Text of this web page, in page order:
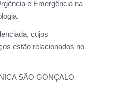
e Emergência na
cujos
estão relacionados no
SÃO GONÇALO